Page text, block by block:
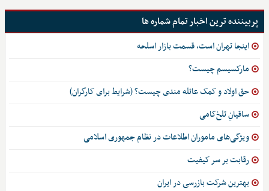
پربیننده ترین اخبار تمام شماره ها
اینجا تهران است، قسمت بازار اسلحه
مارکسیسم چیست؟
حق اولاد و کمک عائله مندی چیست؟ (شرایط برای کارگران)
ساقیانِ تلخ‌کامی
ویژگی‌های ماموران اطلاعات در نظام جمهوری اسلامی
رقابت بر سر کیفیت
بهترین شرکت بازرسی در ایران